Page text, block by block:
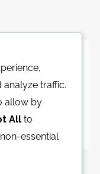
herhangi bir
traffic.
allow by
All to
essential